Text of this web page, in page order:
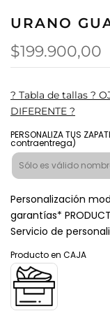
URANO
$199.900,00
? Tabla de tallas ?
DIFERENTE ?
PERSONALIZA TUS
contraentrega)
Personalización
garantías*
Servicio de
Producto en CAJA